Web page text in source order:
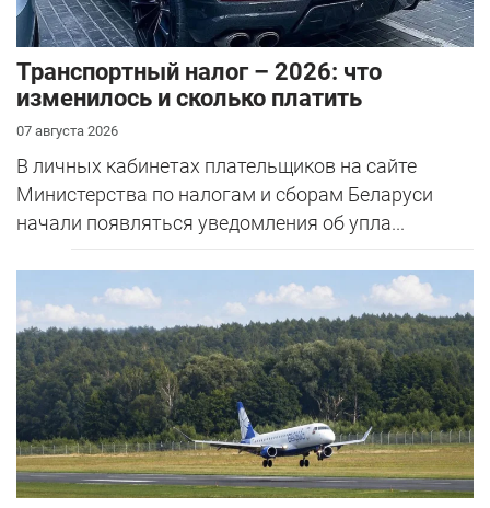
Транспортный налог – 2026: что
изменилось и сколько платить
07 августа 2026
В личных кабинетах плательщиков на сайте
Министерства по налогам и сборам Беларуси
начали появляться уведомления об упла...